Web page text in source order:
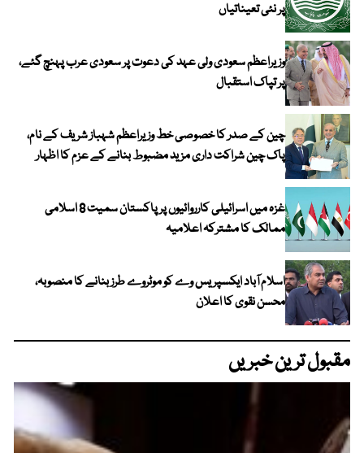
پر نئی تعیناتیاں
وزیراعظم سعودی ولی عہد کی دعوت پر سعودی عرب پہنچ گئے،
پر تپاک استقبال
چین کے صدر کا خصوصی خط وزیراعظم شہباز شریف کے نام،
پاک چین شراکت داری مزید مضبوط بنانے کے عزم کا اظہار
غزہ میں اسرائیلی کارروائیوں پر پاکستان سمیت 8 اسلامی
ممالک کا مشترکہ اعلامیہ
اسلام آباد ایکسپریس وے کو موٹروے طرز بنانے کا منصوبہ،
محسن نقوی کا اعلان
مقبول ترین خبریں